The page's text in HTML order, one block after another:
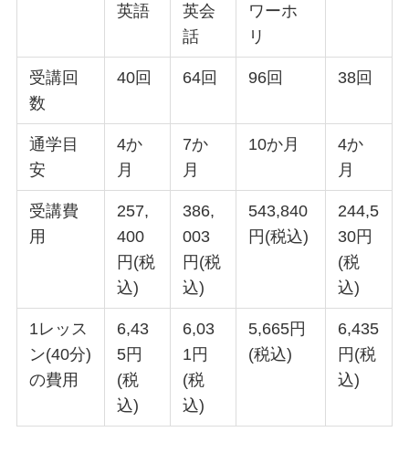
英語
英会
話
ワーホ
リ
受講回
数
40回 64回 96回 38回
通学目
安
4か
月
7か
月
10か月
4か
月
受講費
用
257,
400
円(税
込)
386,
003
円(税
込)
543,840
円(税込)
244,5
30円
(税
込)
1レッス
ン(40分)
の費用
6,43
5円
(税
込)
6,03
1円
(税
込)
5,665円
(税込)
6,435
円(税
込)